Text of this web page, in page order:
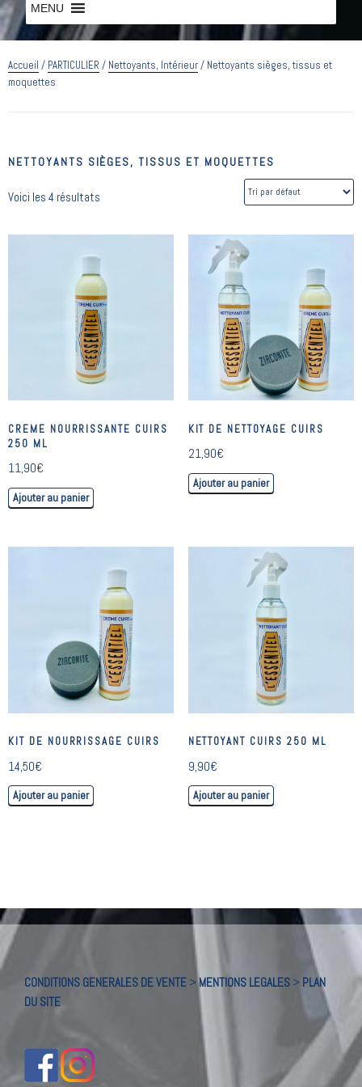
MENU
Accueil / PARTICULIER / Nettoyants, Intérieur/ Nettoyants sièges, tissus et
moquettes
NETTOYANTS SIÈGES, TISSUS ET MOQUETTES
Voici les 4 résultats
CREME NOURRISSANTE CUIRS
250 ML
11,90€
Ajouter au panier
KIT DE NETTOYAGE CUIRS
21,90€
Ajouter au panier
KIT DE NOURRISSAGE CUIRS
14,50€
Ajouter au panier
NETTOYANT CUIRS 250 ML
9,90€
Ajouter au panier
CONDITIONS GENERALES DE VENTE >MENTIONS LEGALES > PLAN
DU SITE